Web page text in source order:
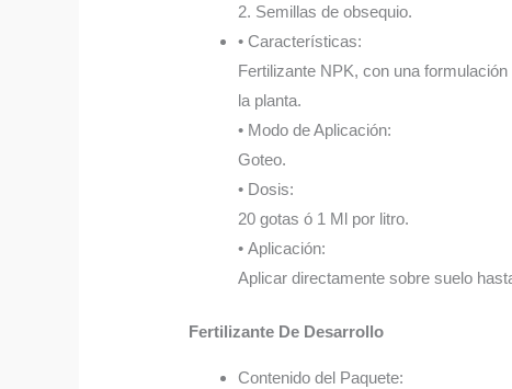
2. Semillas de obsequio.
• Características:
Fertilizante NPK, con una
la planta.
• Modo de Aplicación:
Goteo.
• Dosis:
20 gotas ó 1 Ml por litro.
• Aplicación:
Aplicar directamente sobre suelo
Fertilizante De Desarrollo
Contenido del Paquete: